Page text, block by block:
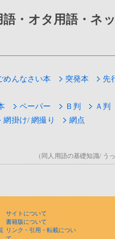
語・オタ用語・ネ
めんなさい本 突発本
先
ペーパー Ｂ判
Ａ判
網掛け/ 網撮り 網点
（同人用語の基礎知識/ う
サイトについて
書籍版について
リンク・引用・転載につい